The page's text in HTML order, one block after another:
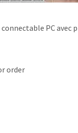
PC avec
order